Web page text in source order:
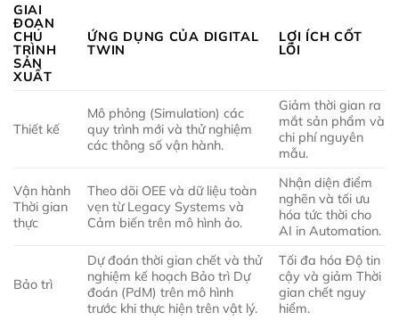
GIAI
ĐOẠN
CHU
TRÌNH
SẢN
XUẤT
ỨNG DỤNG CỦA DIGITAL
TWIN
LỢI ÍCH CỐT
LÕI
Thiết kế
Mô phỏng (Simulation) các
quy trình mới và thử nghiệm
các thông số vận hành.
Giảm thời gian ra
mắt sản phẩm và
chi phí nguyên
mẫu.
Vận hành
Thời gian
thực
Theo dõi OEE và dữ liệu toàn
vẹn từ Legacy Systems và
Cảm biến trên mô hình ảo.
Nhận diện điểm
nghẽn và tối ưu
hóa tức thời cho
AI in Automation.
Bảo trì
Dự đoán thời gian chết và thử
nghiệm kế hoạch Bảo trì Dự
đoán (PdM) trên mô hình
trước khi thực hiện trên vật lý.
Tối đa hóa Độ tin
cậy và giảm Thời
gian chết nguy
hiểm.